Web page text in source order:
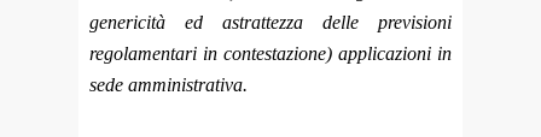
genericità ed astrattezza delle previsioni
regolamentari in contestazione) applicazioni in
sede amministrativa.